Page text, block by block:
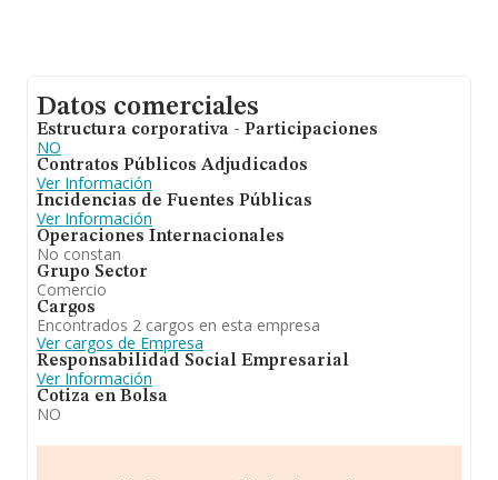
Datos comerciales
Estructura corporativa - Participaciones
NO
Contratos Públicos Adjudicados
Ver Información
Incidencias de Fuentes Públicas
Ver Información
Operaciones Internacionales
No constan
Grupo Sector
Comercio
Cargos
Encontrados 2 cargos en esta empresa
Ver cargos de Empresa
Responsabilidad Social Empresarial
Ver Información
Cotiza en Bolsa
NO